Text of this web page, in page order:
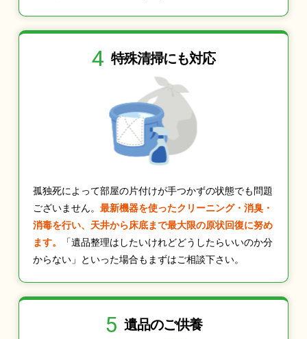
4 特殊清掃にも対応
孤独死によって部屋の片付けが手つかずの状態でも問題
ございません。 最新機器を使ったクリーニング・消臭・
消毒を行い、天井から床底まで最大限の原状回復に努め
ます。
「遺品整理はしたいけれどどうしたらいいのか分
からない」といった場合もまずはご相談下さい。
5 遺品のご供養